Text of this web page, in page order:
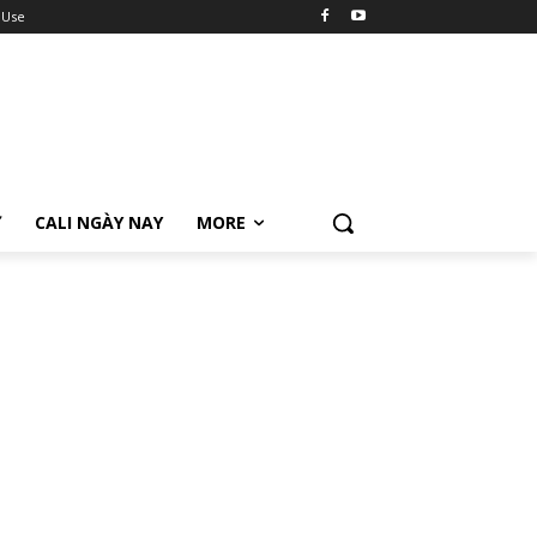
CALI NGÀY NAY MORE